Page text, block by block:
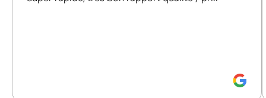
arriere
Thermogravure:
responsables.